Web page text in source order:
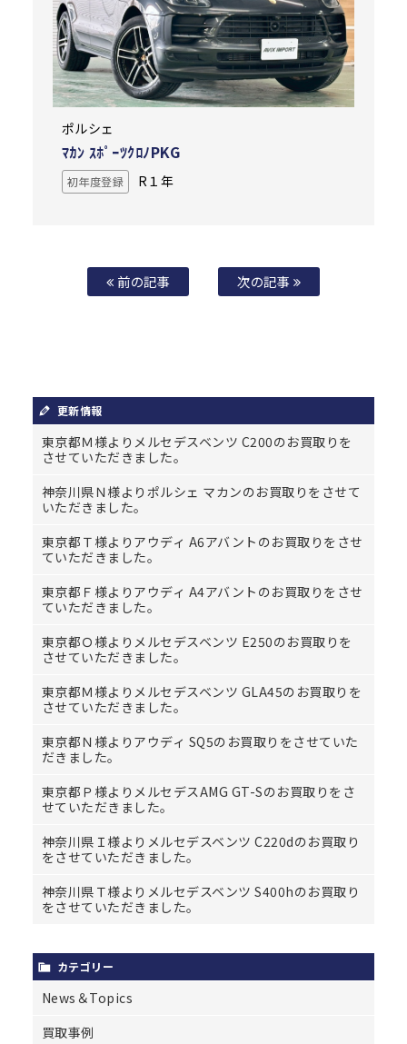
ポルシェ
ﾏｶﾝ ｽﾎﾟｰﾂｸﾛﾉPKG
初年度登録 R１年
前の記事 次の記事
更新情報
東京都Ｍ様よりメルセデスベンツ C200のお買取りを
させていただきました。
神奈川県Ｎ様よりポルシェ マカンのお買取りをさせて
いただきました。
東京都Ｔ様よりアウディ A6アバントのお買取りをさせ
ていただきました。
東京都Ｆ様よりアウディ A4アバントのお買取りをさせ
ていただきました。
東京都Ｏ様よりメルセデスベンツ E250のお買取りを
させていただきました。
東京都Ｍ様よりメルセデスベンツ GLA45のお買取りを
させていただきました。
東京都Ｎ様よりアウディ SQ5のお買取りをさせていた
だきました。
東京都Ｐ様よりメルセデスAMG GT-Sのお買取りをさ
せていただきました。
神奈川県Ｉ様よりメルセデスベンツ C220dのお買取り
をさせていただきました。
神奈川県Ｔ様よりメルセデスベンツ S400hのお買取り
をさせていただきました。
カテゴリー
News＆Topics
買取事例